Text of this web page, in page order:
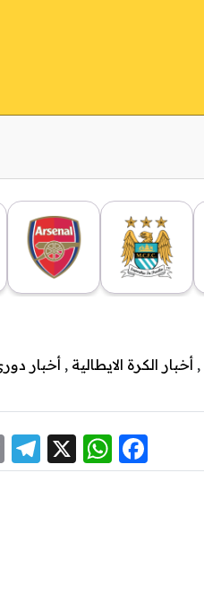
, أخبار الكرة الايطالية , أخبار
X